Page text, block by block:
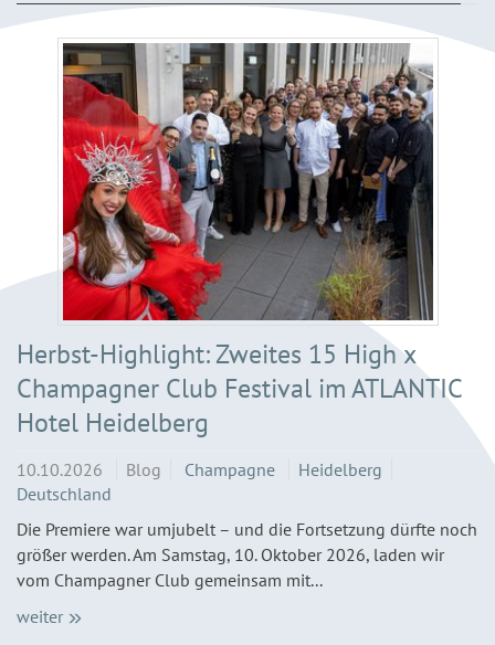
Herbst-Highlight: Zweites 15 High x
Champagner Club Festival im ATLANTIC
Hotel Heidelberg
10.10.2026 Blog Champagne
Heidelberg
Deutschland
Die Premiere war umjubelt – und die Fortsetzung dürfte noch
größer werden. Am Samstag, 10. Oktober 2026, laden wir
vom Champagner Club gemeinsam mit...
weiter